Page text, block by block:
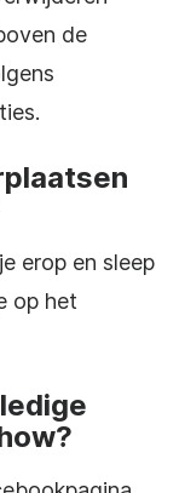
de
erop en sleep
op het